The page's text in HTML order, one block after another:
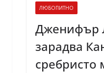
ЛЮБОПИТНО
Дженифър
зарадва
сребристо